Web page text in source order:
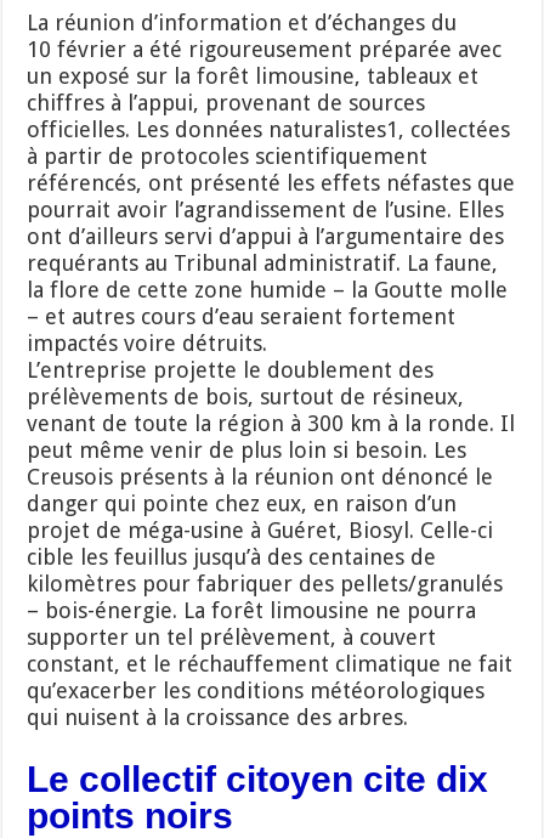
La réunion d’information et d’échanges du
10 février a été rigoureusement préparée avec
un exposé sur la forêt limousine, tableaux et
chiffres à l’appui, provenant de sources
officielles. Les données naturalistes1, collectées
à partir de protocoles scientifiquement
référencés, ont présenté les effets néfastes que
pourrait avoir l’agrandissement de l’usine. Elles
ont d’ailleurs servi d’appui à l’argumentaire des
requérants au Tribunal administratif. La faune,
la flore de cette zone humide – la Goutte molle
– et autres cours d’eau seraient fortement
impactés voire détruits.
L’entreprise projette le doublement des
prélèvements de bois, surtout de résineux,
venant de toute la région à 300 km à la ronde. Il
peut même venir de plus loin si besoin. Les
Creusois présents à la réunion ont dénoncé le
danger qui pointe chez eux, en raison d’un
projet de méga-usine à Guéret, Biosyl. Celle-ci
cible les feuillus jusqu’à des centaines de
kilomètres pour fabriquer des pellets/granulés
– bois-énergie. La forêt limousine ne pourra
supporter un tel prélèvement, à couvert
constant, et le réchauffement climatique ne fait
qu’exacerber les conditions météorologiques
qui nuisent à la croissance des arbres.
Le collectif citoyen cite dix
points noirs